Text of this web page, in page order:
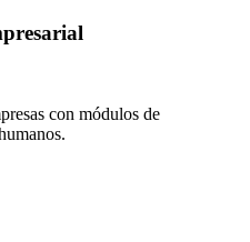
con módulos de